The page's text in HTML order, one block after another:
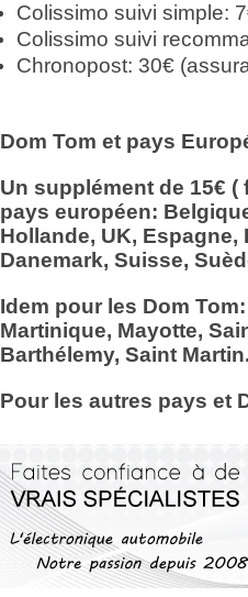
Colissimo suivi simple:
Colissimo suivi
Chronopost: 30€
Dom Tom et pays
Un supplément de 15€
pays européen:
Hollande, UK,
Danemark, Suisse,
Idem pour les Dom
Martinique, Mayotte,
Barthélemy, Saint
Pour les autres pays et